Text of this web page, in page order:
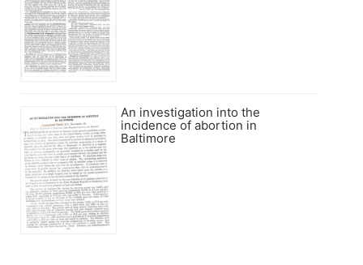
An investigation into the
incidence of abortion in
Baltimore